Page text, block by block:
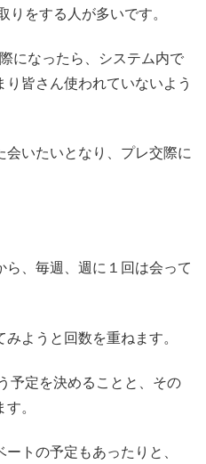
りをする人が多いです。
になったら、システム内で
皆さん使われていないよう
いたいとなり、プレ交際に
、毎週、週に１回は会って
ようと回数を重ねます。
予定を決めることと、その
。
トの予定もあったりと、